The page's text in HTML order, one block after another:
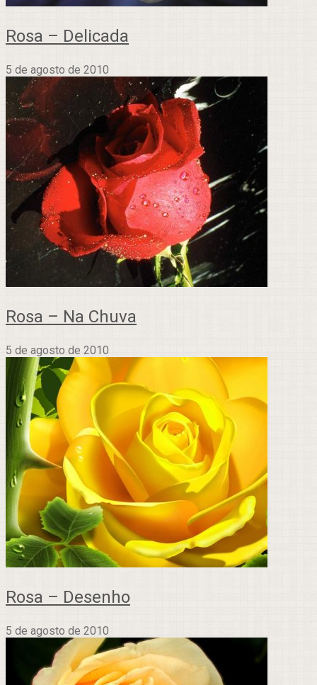
Rosa – Delicada
5 de agosto de 2010
Rosa – Na Chuva
5 de agosto de 2010
Rosa – Desenho
5 de agosto de 2010